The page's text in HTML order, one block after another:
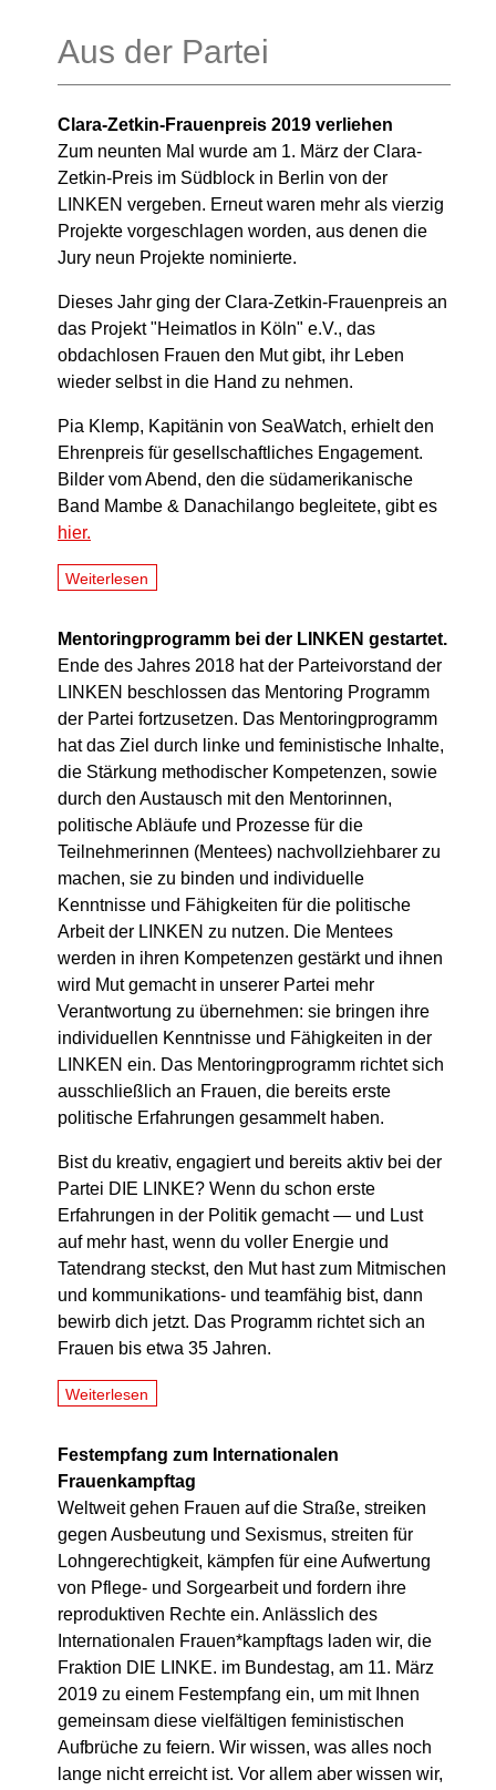
Aus der Partei
Clara-Zetkin-Frauenpreis 2019 verliehen
Zum neunten Mal wurde am 1. März der Clara-
Zetkin-Preis im Südblock in Berlin von der
LINKEN vergeben. Erneut waren mehr als vierzig
Projekte vorgeschlagen worden, aus denen die
Jury neun Projekte nominierte.
Dieses Jahr ging der Clara-Zetkin-Frauenpreis an
das Projekt "Heimatlos in Köln" e.V., das
obdachlosen Frauen den Mut gibt, ihr Leben
wieder selbst in die Hand zu nehmen.
Pia Klemp, Kapitänin von SeaWatch, erhielt den
Ehrenpreis für gesellschaftliches Engagement.
Bilder vom Abend, den die südamerikanische
Band Mambe & Danachilango begleitete, gibt es
hier.
Weiterlesen
Mentoringprogramm bei der LINKEN gestartet.
Ende des Jahres 2018 hat der Parteivorstand der
LINKEN beschlossen das Mentoring Programm
der Partei fortzusetzen. Das Mentoringprogramm
hat das Ziel durch linke und feministische Inhalte,
die Stärkung methodischer Kompetenzen, sowie
durch den Austausch mit den Mentorinnen,
politische Abläufe und Prozesse für die
Teilnehmerinnen (Mentees) nachvollziehbarer zu
machen, sie zu binden und individuelle
Kenntnisse und Fähigkeiten für die politische
Arbeit der LINKEN zu nutzen. Die Mentees
werden in ihren Kompetenzen gestärkt und ihnen
wird Mut gemacht in unserer Partei mehr
Verantwortung zu übernehmen: sie bringen ihre
individuellen Kenntnisse und Fähigkeiten in der
LINKEN ein. Das Mentoringprogramm richtet sich
ausschließlich an Frauen, die bereits erste
politische Erfahrungen gesammelt haben.
Bist du kreativ, engagiert und bereits aktiv bei der
Partei DIE LINKE? Wenn du schon erste
Erfahrungen in der Politik gemacht — und Lust
auf mehr hast, wenn du voller Energie und
Tatendrang steckst, den Mut hast zum Mitmi­schen
und kommunikations- und teamfähig bist, dann
bewirb dich jetzt. Das Programm richtet sich an
Frauen bis etwa 35 Jahren.
Weiterlesen
Festempfang zum Internationalen
Frauenkampftag
Weltweit gehen Frauen auf die Straße, streiken
gegen Ausbeutung und Sexismus, streiten für
Lohngerechtigkeit, kämpfen für eine Aufwertung
von Pflege- und Sorgearbeit und fordern ihre
reproduktiven Rechte ein. Anlässlich des
Internationalen Frauen*kampftags laden wir, die
Fraktion DIE LINKE. im Bundestag, am 11. März
2019 zu einem Festempfang ein, um mit Ihnen
gemeinsam diese vielfältigen feministischen
Aufbrüche zu feiern. Wir wissen, was alles noch
lange nicht erreicht ist. Vor allem aber wissen wir,